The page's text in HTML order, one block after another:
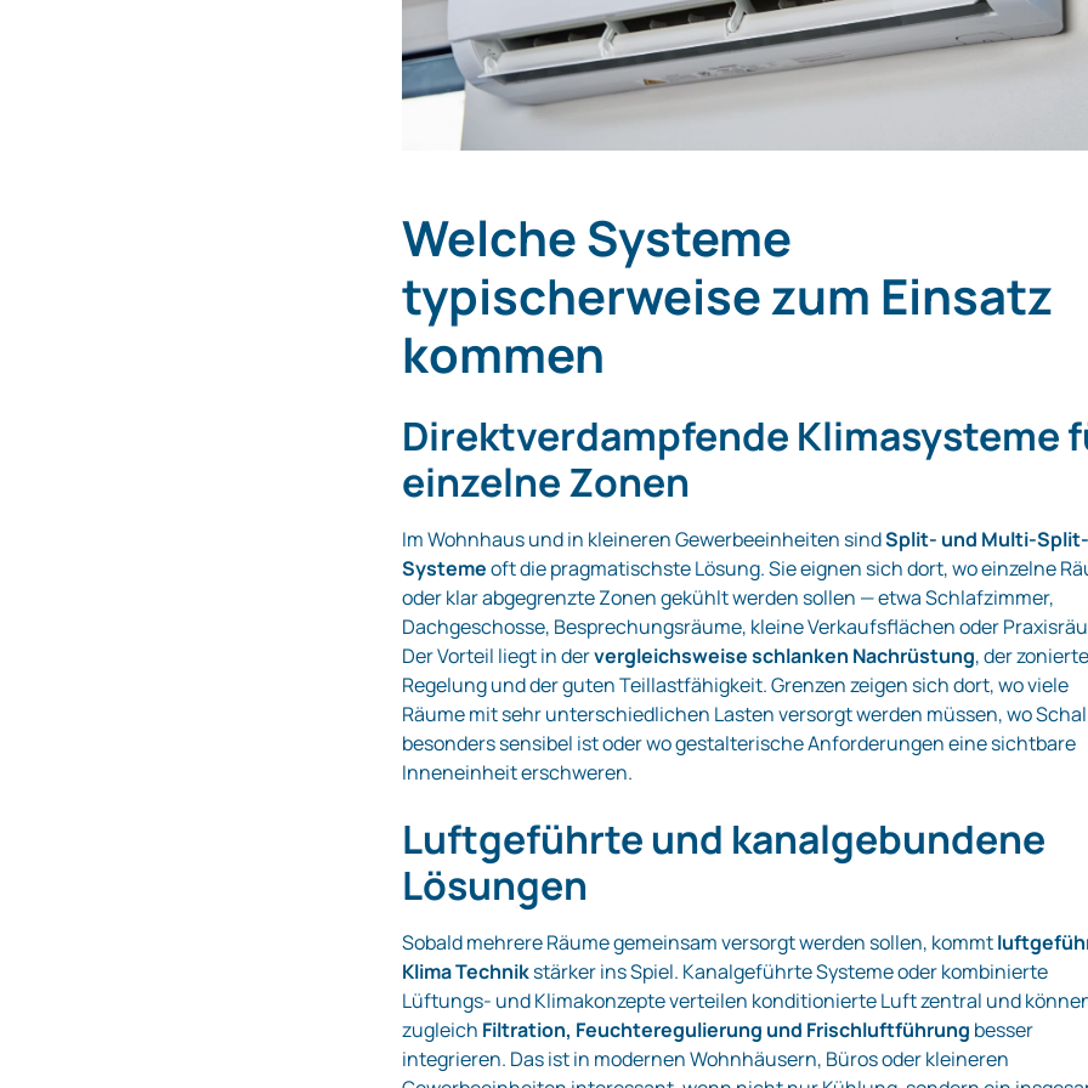
Welche Systeme
typischerweise zum Einsatz
kommen
Direktverdampfende Klimasysteme
einzelne Zonen
Im Wohnhaus und in kleineren Gewerbeeinheiten sindSplit- und Multi-
Systemeoft die pragmatischste Lösung. Sie eignen sich dort, wo einzelne
oder klar abgegrenzte Zonen gekühlt werden sollen — etwa Schlafzimmer,
Dachgeschosse, Besprechungsräume, kleine Verkaufsflächen oder
Der Vorteil liegt in dervergleichsweise schlanken Nachrüstung, der
Regelung und der guten Teillastfähigkeit. Grenzen zeigen sich dort, wo viele
Räume mit sehr unterschiedlichen Lasten versorgt werden müssen, wo
besonders sensibel ist oder wo gestalterische Anforderungen eine sichtbare
Inneneinheit erschweren.
Luftgeführte und kanalgebundene
Lösungen
Sobald mehrere Räume gemeinsam versorgt werden sollen, kommt
Klima Technikstärker ins Spiel. Kanalgeführte Systeme oder kombinierte
Lüftungs- und Klimakonzepte verteilen konditionierte Luft zentral und
zugleich Filtration, Feuchteregulierung und Frischluftführung besser
integrieren. Das ist in modernen Wohnhäusern, Büros oder kleineren